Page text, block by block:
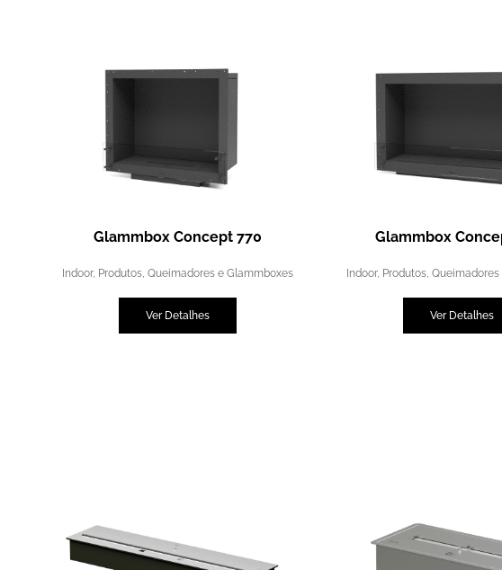
Glammbox Concept 770
Indoor, Produtos, Queimadores e Glammboxes
Ver Detalhes
Glammbox
Indoor, Produtos ,
Ver Detalhes